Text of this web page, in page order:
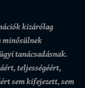
kizárólag
minősülnek
tanácsadásnak.
teljességéért,
sem kifejezett, sem